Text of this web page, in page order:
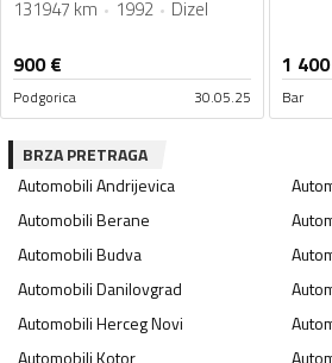
131947 km 1992 Dizel
900€
Podgorica 30.05.25
1 400
Bar
BRZA PRETRAGA
AutomobiliAndrijevica
AutomobiliBerane
AutomobiliBudva
AutomobiliDanilovgrad
AutomobiliHerceg Novi
AutomobiliKotor